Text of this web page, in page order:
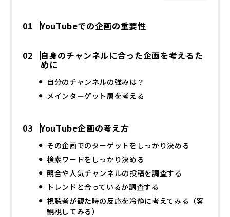
YouTubeでの企画の重要性
自身のチャンネルに合った企画を考えるた
めに
自分のチャンネルの強みは？
メインターゲット層を考える
YouTube企画の考え方
その企画でのターゲットをしっかり決める
検索ワードをしっかり決める
競合や人気チャンネルの投稿を調査する
トレンドと合っているか調査する
視聴者が観た時の反応を冷静に考えてみる（客
観視してみる）